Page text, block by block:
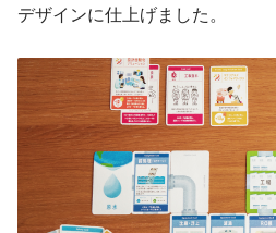
デザインに仕上げました。